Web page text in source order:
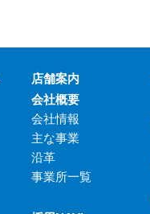
店舗案内
会社概要
会社情報
主な事業
沿革
事業所一覧